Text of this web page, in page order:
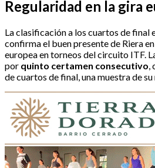
Regularidad en la gira
La clasificación a los cuartos de final
confirma el buen presente de Riera
europea en torneos del circuito ITF.
por quinto certamen consecutivo,
de cuartos de final, una muestra de